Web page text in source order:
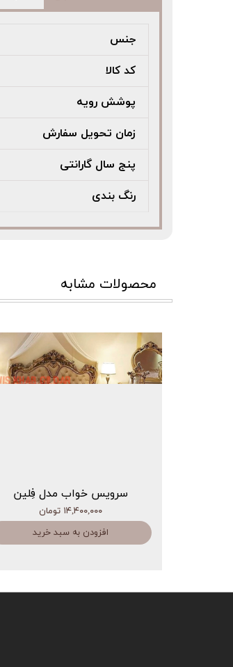
جنس
کد کالا
پوشش رویه
زمان تحویل سفارش
پنج سال گارانتی
رنگ بندی
محصولات مشابه
سرویس خواب مدل فِلین
۱۴,۴۰۰,۰۰۰ تومان
افزودن به سبد خرید